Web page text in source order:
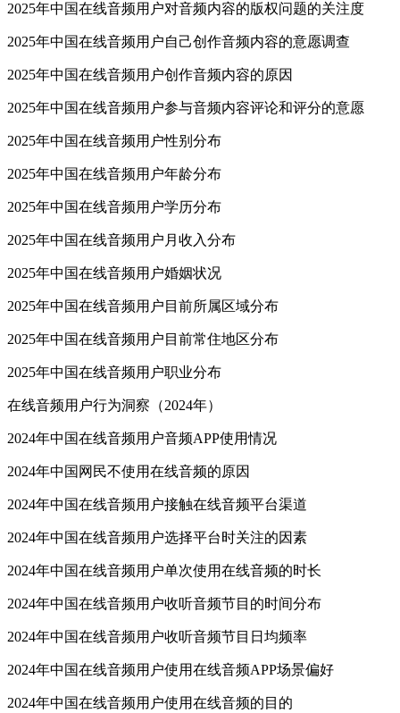
2025年中国在线音频用户对音频内容的版权问题的关注度
2025年中国在线音频用户自己创作音频内容的意愿调查
2025年中国在线音频用户创作音频内容的原因
2025年中国在线音频用户参与音频内容评论和评分的意愿
2025年中国在线音频用户性别分布
2025年中国在线音频用户年龄分布
2025年中国在线音频用户学历分布
2025年中国在线音频用户月收入分布
2025年中国在线音频用户婚姻状况
2025年中国在线音频用户目前所属区域分布
2025年中国在线音频用户目前常住地区分布
2025年中国在线音频用户职业分布
在线音频用户行为洞察（2024年）
2024年中国在线音频用户音频APP使用情况
2024年中国网民不使用在线音频的原因
2024年中国在线音频用户接触在线音频平台渠道
2024年中国在线音频用户选择平台时关注的因素
2024年中国在线音频用户单次使用在线音频的时长
2024年中国在线音频用户收听音频节目的时间分布
2024年中国在线音频用户收听音频节目日均频率
2024年中国在线音频用户使用在线音频APP场景偏好
2024年中国在线音频用户使用在线音频的目的